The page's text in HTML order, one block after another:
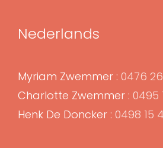
Nederlands
Myriam Zwemmer : 0476
Charlotte Zwemmer : 0495
Henk De Doncker : 0498 15